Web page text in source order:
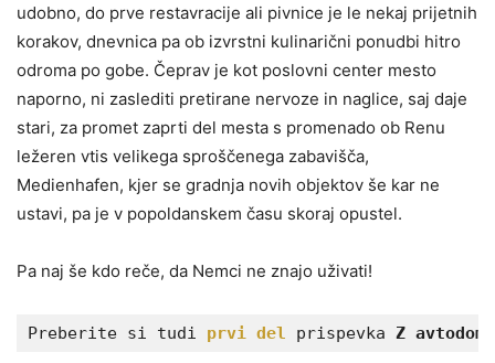
udobno, do prve restavracije ali pivnice je le nekaj prijetnih
korakov, dnevnica pa ob izvrstni kulinarični ponudbi hitro
odroma po gobe. Čeprav je kot poslovni center mesto
naporno, ni zaslediti pretirane nervoze in naglice, saj daje
stari, za promet zaprti del mesta s promenado ob Renu
ležeren vtis velikega sproščenega zabavišča,
Medienhafen, kjer se gradnja novih objektov še kar ne
ustavi, pa je v popoldanskem času skoraj opustel.
Pa naj še kdo reče, da Nemci ne znajo uživati!
Preberite si tudi prvi del prispevka Z